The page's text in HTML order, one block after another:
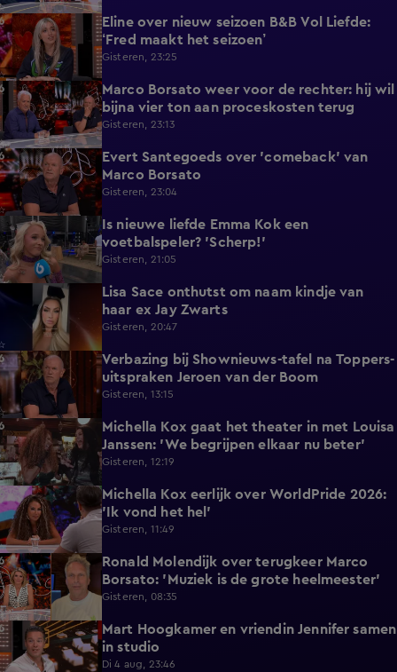
3:33
Eline over nieuw seizoen B&B Vol Liefde:
‘Fred maakt het seizoen’
Gisteren, 23:25
3:32
Marco Borsato weer voor de rechter: hij wil
bijna vier ton aan proceskosten terug
Gisteren, 23:13
8:57
Evert Santegoeds over 'comeback' van
Marco Borsato
Gisteren, 23:04
0:38
Is nieuwe liefde Emma Kok een
voetbalspeler? 'Scherp!'
Gisteren, 21:05
0:14
Lisa Sace onthutst om naam kindje van
haar ex Jay Zwarts
Gisteren, 20:47
1:36
Verbazing bij Shownieuws-tafel na Toppers-
uitspraken Jeroen van der Boom
Gisteren, 13:15
5:38
Michella Kox gaat het theater in met Louisa
Janssen: 'We begrijpen elkaar nu beter'
Gisteren, 12:19
0:36
Michella Kox eerlijk over WorldPride 2026:
'Ik vond het hel'
Gisteren, 11:49
2:41
Ronald Molendijk over terugkeer Marco
Borsato: 'Muziek is de grote heelmeester'
Gisteren, 08:35
1:35
Mart Hoogkamer en vriendin Jennifer samen
in studio
Di 4 aug, 23:46